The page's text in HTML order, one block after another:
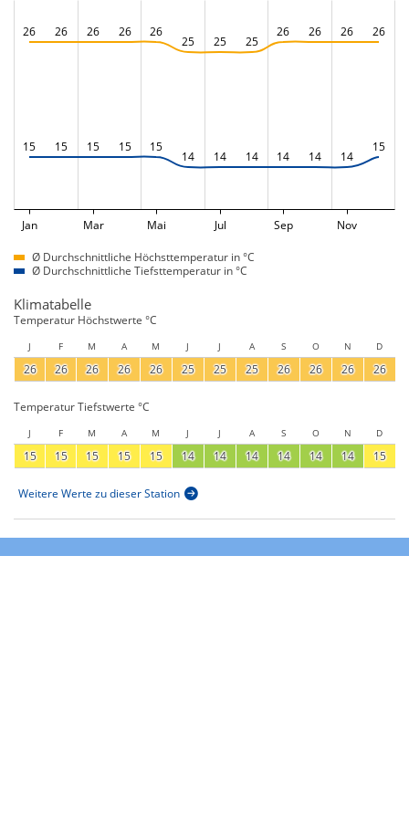
26 26 26 26 26
25 25 25
26 26 26 26
15 15 15 15 15
14 14 14 14 14 14
15
Jan Mar Mai Jul Sep Nov
Ø Durchschnittliche Höchsttemperatur in °C
Ø Durchschnittliche Tiefsttemperatur in °C
Klimatabelle
Temperatur Höchstwerte °C
J F M A M J J A S O N D
26 26 26 26 26 25 25 25 26 26 26 26
Temperatur Tiefstwerte °C
J F M A M J J A S O N D
15 15 15 15 15 14 14 14 14 14 14 15
Weitere Werte zu dieser Station